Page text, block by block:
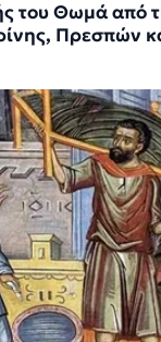
του Θωμά από
Πρεσπών